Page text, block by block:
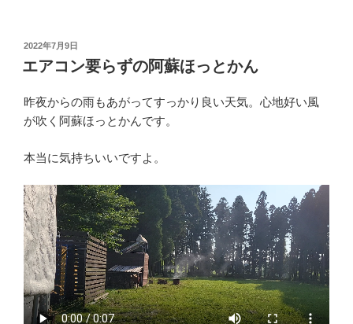
投
稿
日:
2022年7月9日
エアコン要らずの阿蘇ほっとかん
昨夜からの雨もあがってすっかり良い天気。心地好い風
が吹く阿蘇ほっとかんです。
本当に気持ちいいですよ。